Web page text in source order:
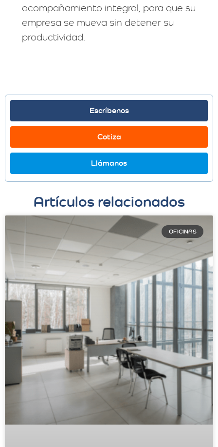
acompañamiento integral, para que su
empresa se mueva sin detener su
productividad.
Escríbenos
Cotiza
Llámanos
Artículos relacionados
OFICINAS